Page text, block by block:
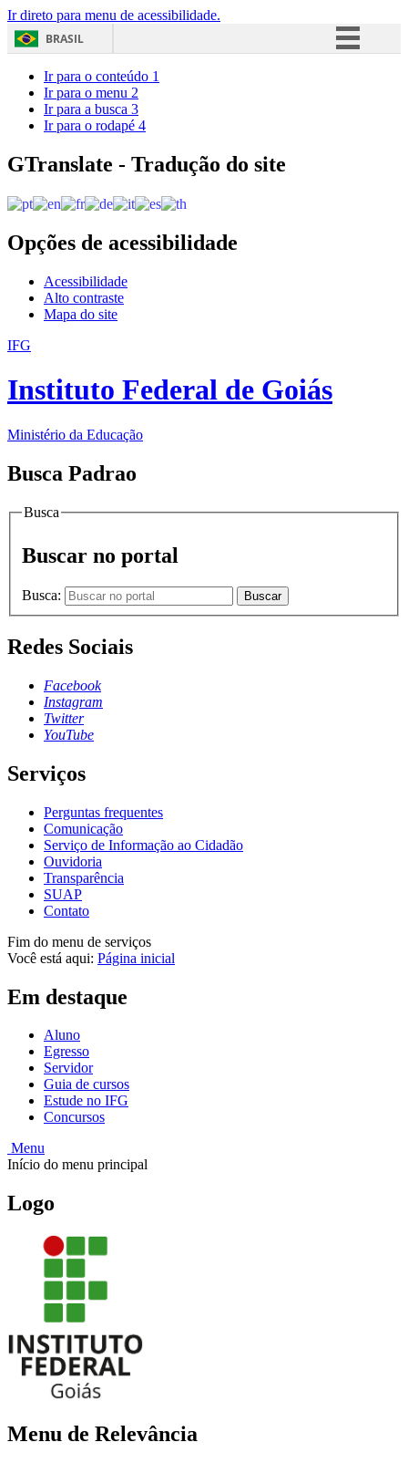
Ir direto para menu de acessibilidade.
BRASIL
Acesso à informação
Ir para o conteúdo 1
Ir para o menu 2
Ir para a busca 3
Ir para o rodapé 4
GTranslate - Tradução do site
Opções de acessibilidade
Acessibilidade
Alto contraste
Mapa do site
IFG
Instituto Federal de Goiás
Ministério da Educação
Busca Padrao
Busca
Buscar no portal
Busca: Buscar
Redes Sociais
Facebook
Instagram
Twitter
YouTube
Serviços
Perguntas frequentes
Comunicação
Serviço de Informação ao Cidadão
Ouvidoria
Transparência
SUAP
Contato
Fim do menu de serviços
Você está aqui: Página inicial
Em destaque
Aluno
Egresso
Servidor
Guia de cursos
Estude no IFG
Concursos
Menu
Início do menu principal
Logo
Menu de Relevância